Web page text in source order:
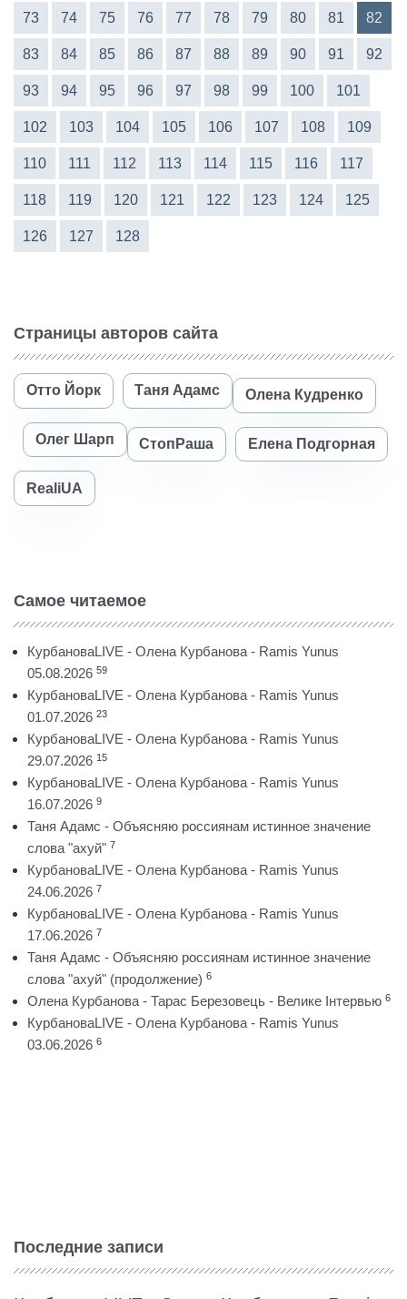
73 74 75 76 77 78 79 80 81 82
83 84 85 86 87 88 89 90 91 92
93 94 95 96 97 98 99 100 101
102 103 104 105 106 107 108 109
110 111 112 113 114 115 116 117
118 119 120 121 122 123 124 125
126 127 128
Страницы авторов сайта
Отто Йорк Таня Адамс Олена Кудренко
Олег Шарп СтопРаша Елена Подгорная
RealiUA
Самое читаемое
КурбановаLIVE - Олена Курбанова - Ramis Yunus
05.08.2026 59
КурбановаLIVE - Олена Курбанова - Ramis Yunus
01.07.2026 23
КурбановаLIVE - Олена Курбанова - Ramis Yunus
29.07.2026 15
КурбановаLIVE - Олена Курбанова - Ramis Yunus
16.07.2026 9
Таня Адамс - Объясняю россиянам истинное значение
слова "ахуй" 7
КурбановаLIVE - Олена Курбанова - Ramis Yunus
24.06.2026 7
КурбановаLIVE - Олена Курбанова - Ramis Yunus
17.06.2026 7
Таня Адамс - Объясняю россиянам истинное значение
слова "ахуй" (продолжение) 6
Олена Курбанова - Тарас Березовець - Велике Інтервью 6
КурбановаLIVE - Олена Курбанова - Ramis Yunus
03.06.2026 6
Последние записи